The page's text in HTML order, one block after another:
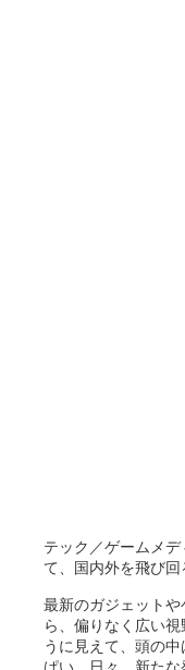
テック／ゲームメ
て、国内外を飛び回
最新のガジェット
ら、偏りなく広い
うに見えて、頭の
ぱい。日々、新た